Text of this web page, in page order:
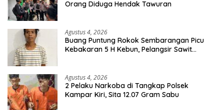
Orang Diduga Hendak Tawuran
Agustus 4, 2026
Buang Puntung Rokok Sembarangan Picu
Kebakaran 5 H Kebun, Pelangsir Sawit
Agustus 4, 2026
2 Pelaku Narkoba di Tangkap Polsek
Kampar Kiri, Sita 12.07 Gram Sabu